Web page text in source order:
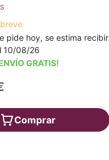
pide hoy, se estima recibir
10/08/26
GRATIS!
Comprar